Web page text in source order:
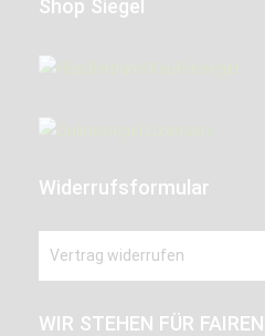
Shop Siegel
Widerrufsformular
Vertrag widerrufen
WIR STEHEN FÜR